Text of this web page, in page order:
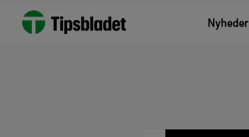
Nyheder